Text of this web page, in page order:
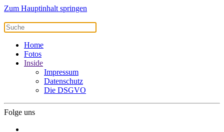
Zum Hauptinhalt springen
Home
Fotos
Inside
Impressum
Datenschutz
Die DSGVO
Folge uns